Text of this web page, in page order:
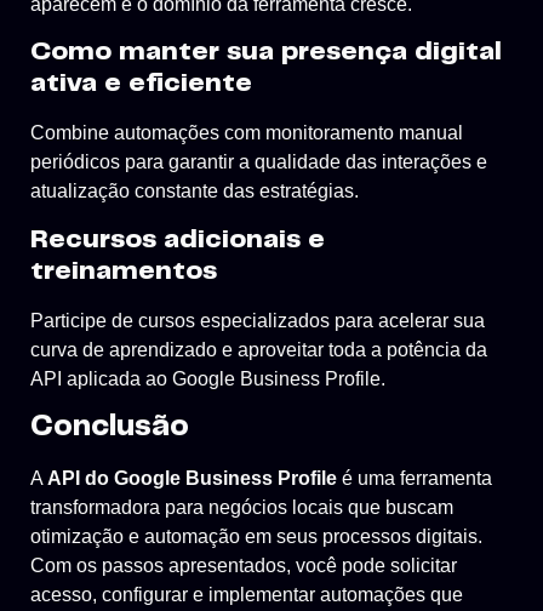
aparecem e o domínio da ferramenta cresce.
Como manter sua presença digital
ativa e eficiente
Combine automações com monitoramento manual
periódicos para garantir a qualidade das interações e
atualização constante das estratégias.
Recursos adicionais e
treinamentos
Participe de cursos especializados para acelerar sua
curva de aprendizado e aproveitar toda a potência da
API aplicada ao Google Business Profile.
Conclusão
AAPI do Google Business Profile é uma ferramenta
transformadora para negócios locais que buscam
otimização e automação em seus processos digitais.
Com os passos apresentados, você pode solicitar
acesso, configurar e implementar automações que